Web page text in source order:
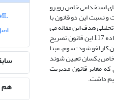
استخدامی خاص روبرو
نسبت این دو قانون با
هدف این مقاله می
باشد. برایند مقاله این است که اولاً: نظامهای استخدامی خاص که مشمول قانون مدیریت خدمات نیستند بایستی با در نظر گرفتن دلائل موجه و عقلانی در ماده 117 این قانون تصریح
لغو شود؛ سوم، مبنا
یکسان تعیین شوند
مغایر قانون مدیریت
داشت.
هم